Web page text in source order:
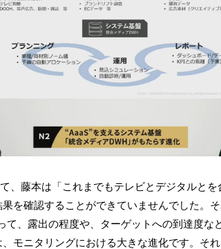
、藤本は「これまでもテレビとデジタルと
を確認することができていませんでした。
て、露出の程度や、ターゲットへの到達度な
モニタリングにおける大きな進化です。そ